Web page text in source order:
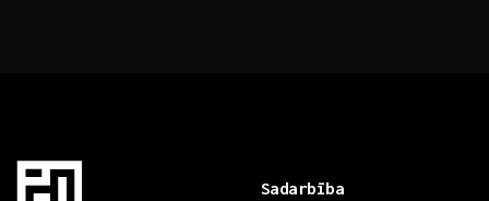
Sadarbība